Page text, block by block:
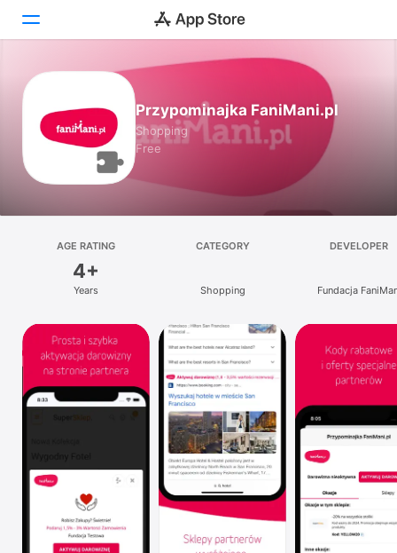
Games
Platform
iPad
Mac
Vision
Watch
Przypominajka FaniMani.pl
Shopping
Free
AGE RATING
4+
Years
CATEGORY
Shopping
DEVELOPER
Fundacja